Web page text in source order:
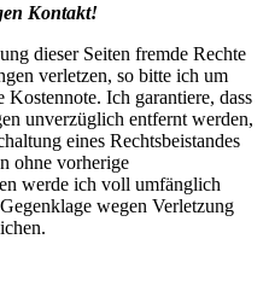
Kontakt!
dieser Seiten fremde Rechte
verletzen, so bitte ich um
Kostennote. Ich garantiere, dass
unverzüglich entfernt werden,
eines Rechtsbeistandes
ohne vorherige
werde ich voll umfänglich
wegen Verletzung